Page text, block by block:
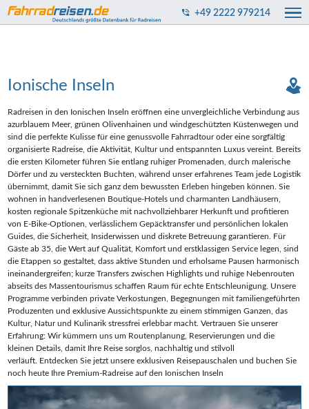
+49 2222 979214
Ionische Inseln
Radreisen in den Ionischen Inseln eröffnen eine unvergleichliche Verbindung aus
azurblauem Meer, grünen Olivenhainen und windgeschützten Küstenwegen und
sind die perfekte Kulisse für eine genussvolle Fahrradtour oder eine sorgfältig
organisierte Radreise, die Aktivität, Kultur und entspannten Luxus vereint. Bereits
die ersten Kilometer führen Sie entlang ruhiger Promenaden, durch malerische
Dörfer und zu versteckten Buchten, während unser erfahrenes Team jede Logistik
übernimmt, damit Sie sich ganz dem bewussten Erleben hingeben können. Sie
wohnen in handverlesenen Boutique‑Hotels und charmanten Landhäusern,
kosten regionale Spitzenküche mit nachvollziehbarer Herkunft und profitieren
von E‑Bike‑Optionen, verlässlichem Gepäcktransfer und persönlichen lokalen
Guides, die Sicherheit, Insiderwissen und diskrete Betreuung garantieren. Für
Gäste ab 35, die Wert auf Qualität, Komfort und erstklassigen Service legen, sind
die Etappen so gestaltet, dass aktive Stunden und erholsame Pausen harmonisch
ineinandergreifen; kurze Transfers zwischen Highlights und ruhige Nebenrouten
abseits des Massentourismus schaffen Raum für echte Entschleunigung. Unsere
Programme verbinden private Verkostungen, Begegnungen mit familiengeführten
Produzenten und exklusive Aussichtspunkte zu einem stimmigen Ganzen, das
Kultur, Natur und Kulinarik stressfrei erlebbar macht. Vertrauen Sie unserer
Erfahrung: Wir kümmern uns um Routenplanung, Reservierungen und die
kleinen Details, damit Ihre Reise sorglos, nachhaltig und stilvoll
verläuft. Entdecken Sie jetzt unsere exklusiven Reisepauschalen und buchen Sie
noch heute Ihre Premium‑Radreise auf den Ionischen Inseln